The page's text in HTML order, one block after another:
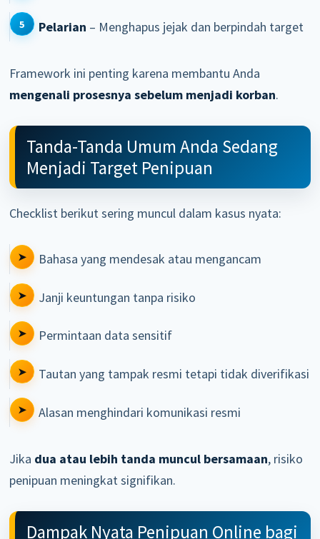
Pelarian – Menghapus jejak dan berpindah target
Framework ini penting karena membantu Anda
mengenali prosesnya sebelum menjadi korban.
Tanda-Tanda Umum Anda Sedang
Menjadi Target Penipuan
Checklist berikut sering muncul dalam kasus nyata:
Bahasa yang mendesak atau mengancam
Janji keuntungan tanpa risiko
Permintaan data sensitif
Tautan yang tampak resmi tetapi tidak diverifikasi
Alasan menghindari komunikasi resmi
Jika dua atau lebih tanda muncul bersamaan, risiko
penipuan meningkat signifikan.
Dampak Nyata Penipuan Online bagi